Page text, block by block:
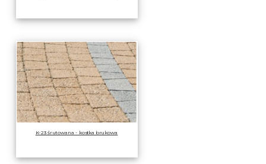
K-23 śrutowana - kostka brukowa